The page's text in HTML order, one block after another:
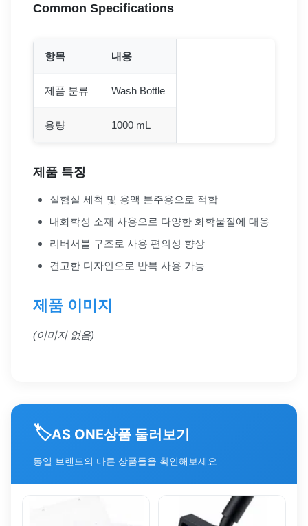
Common Specifications
항목 내용
제품 분류 Wash Bottle
용량 1000 mL
제품 특징
실험실 세척 및 용액 분주용으로 적합
내화학성 소재 사용으로 다양한 화학물질에 대응
리버서블 구조로 사용 편의성 향상
견고한 디자인으로 반복 사용 가능
제품 이미지
(이미지 없음)
🏷️AS ONE상품 둘러보기
동일 브랜드의 다른 상품들을 확인해보세요